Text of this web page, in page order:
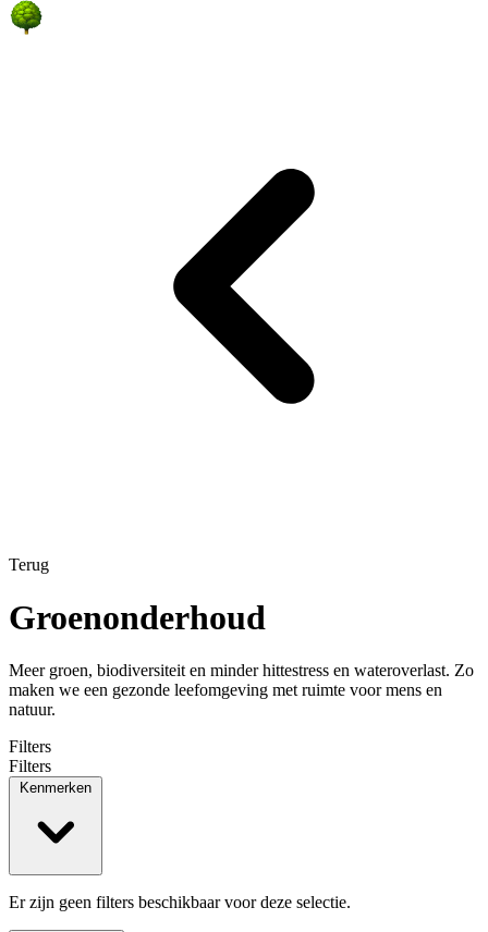
Terug
Groenonderhoud
Meer groen, biodiversiteit en minder hittestress en wateroverlast. Zo
maken we een gezonde leefomgeving met ruimte voor mens en
natuur.
Filters
Filters
Kenmerken
Er zijn geen filters beschikbaar voor deze selectie.